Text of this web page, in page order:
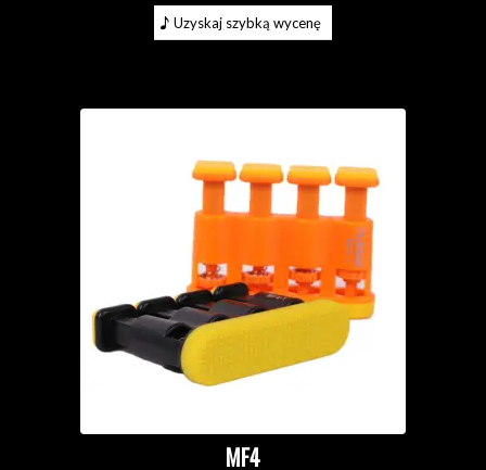
Uzyskaj szybką wycenę
MF4